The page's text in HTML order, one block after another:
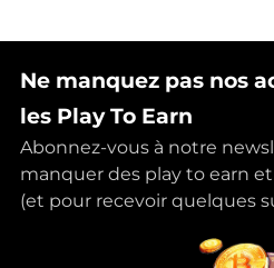
Ne manquez pas nos
les Play To Earn
Abonnez-vous à notre
manquer des play to earn
(et pour recevoir quelques